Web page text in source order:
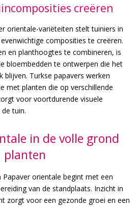
creëren
orientale-variëteiten stelt tuiniers in
composities te creëren.
en planthoogtes te combineren, is
bloembedden te ontwerpen die het
blijven. Turkse papavers werken
met planten die op verschillende
voor voortdurende visuele
tuin.
in de volle grond
planten
Papaver orientale begint met een
van de standplaats. Inzicht in
zorgt voor een gezonde groei en een